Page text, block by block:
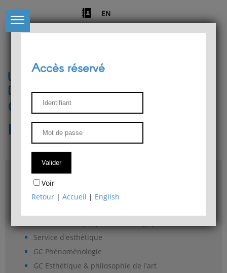
EN
Université de Liège
Département de philosophie
Centre de recherches
phénoménologiques
Accès & plans
Bibliothèque du Département de philosophie
Service d'esthétique
GC Phénoménologie
GC Esthétique & philosophie de l'art
Accès réservé
Voir
Retour |Accueil | English